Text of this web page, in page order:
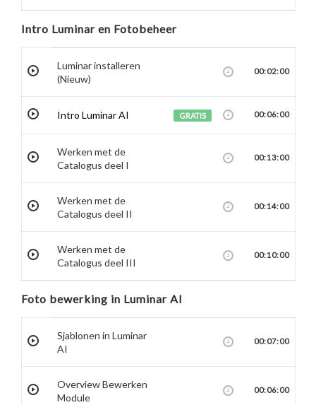
Intro Luminar en Fotobeheer
Luminar installeren
(Nieuw)
00:02:00
Intro Luminar AI GRATIS 00:06:00
Werken met de
Catalogus deel I
00:13:00
Werken met de
Catalogus deel II
00:14:00
Werken met de
Catalogus deel III
00:10:00
Foto bewerking in Luminar AI
Sjablonen in Luminar
AI
00:07:00
Overview Bewerken
Module
00:06:00